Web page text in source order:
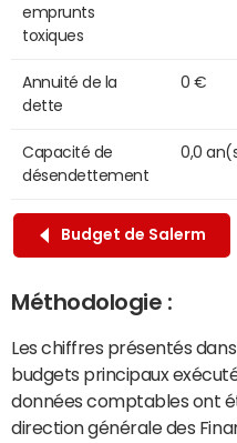
emprunts
toxiques
Annuité de la
dette
0 €
Capacité de
désendettement
0,0
Budget de Salerm
Méthodologie :
Les chiffres présentés
budgets principaux
données comptables ont
direction générale des